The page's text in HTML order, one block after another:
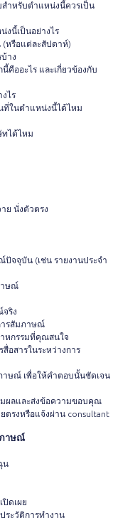
ำหรับตำแหน่งนี้ควรเป็น
งนี้เป็นอย่างไร
(หรือแต่ละสัปดาห์)
าง
คืออะไร และเกี่ยวข้องกับ
ไร
ที่ในตำแหน่งนี้ได้ไหม
ทได้ไหม
ย นั่งตัวตรง
จจุบัน (เช่น รายงานประจำ
าษณ์
ริง
ารสัมภาษณ์
หกรรมที่คุณสนใจ
อสารในระหว่างการ
าษณ์ เพื่อให้คำตอบนั้นชัดเจน
ผลและส่งข้อความขอบคุณ
ตรงหรือแจ้งผ่าน consultant
ภาษณ์
น
ดเผย
ระวัติการทำงาน